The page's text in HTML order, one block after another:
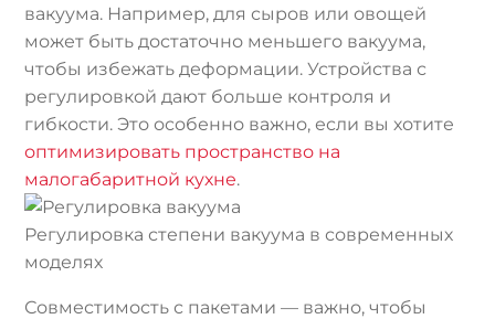
вакуума. Например, для сыров или овощей
может быть достаточно меньшего вакуума,
чтобы избежать деформации. Устройства с
регулировкой дают больше контроля и
гибкости. Это особенно важно, если вы хотите
оптимизировать пространство на
малогабаритной кухне.
Регулировка степени вакуума в современных
моделях
Совместимость с пакетами — важно, чтобы